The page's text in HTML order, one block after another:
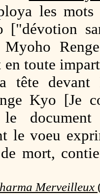
les
["dévotion
Myoho
en toute
tête
Kyo [Je
document
le voeu
mort,
Merveilleux